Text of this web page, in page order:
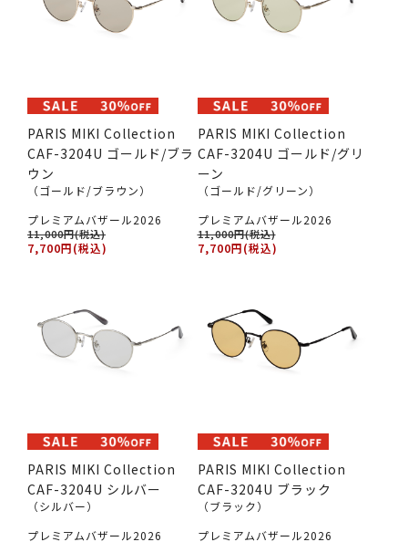
PARIS MIKI Collection
CAF-3204U ゴールド/ブラ
ウン
（ゴールド/ブラウン）
プレミアムバザール2026
11,000円(税込)
7,700円(税込)
PARIS MIKI Collection
CAF-3204U ゴールド/グリ
ーン
（ゴールド/グリーン）
プレミアムバザール2026
11,000円(税込)
7,700円(税込)
PARIS MIKI Collection
CAF-3204U シルバー
（シルバー）
プレミアムバザール2026
PARIS MIKI Collection
CAF-3204U ブラック
（ブラック）
プレミアムバザール2026